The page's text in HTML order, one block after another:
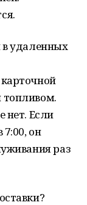
в удаленных
топливом.
нет. Если
7:00, он
раз